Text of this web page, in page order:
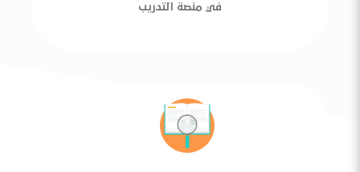
في منصة التدريب